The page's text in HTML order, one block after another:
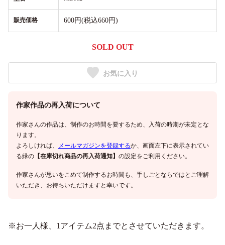
販売価格 600円(税込660円)
SOLD OUT
お気に入り
作家作品の再入荷について
作家さんの作品は、制作のお時間を要するため、入荷の時期が未定とな
ります。
よろしければ、
メールマガジンを登録するか、画面左下に表示されてい
る緑の 【在庫切れ商品の再入荷通知】 の設定をご利用ください。
作家さんが思いをこめて制作するお時間も、手しごとならではとご理解
いただき、お待ちいただけますと幸いです。
※お一人様、1アイテム2点までとさせていただきます。